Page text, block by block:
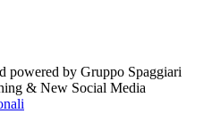
powered by Gruppo Spaggiari
& New Social Media